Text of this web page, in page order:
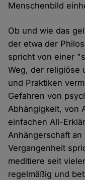
Menschenbild
Ob und wie das
der etwa der
spricht von einer
Weg, der religiöse
und Praktiken
Gefahren von
Abhängigkeit, von
einfachen All-
Anhängerschaft
Vergangenheit
meditiere seit
regelmäßig und